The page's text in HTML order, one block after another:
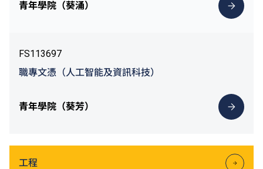
青年學院（葵涌）
FS113697
職專文憑（人工智能及資訊科技）
青年學院（葵芳）
工程